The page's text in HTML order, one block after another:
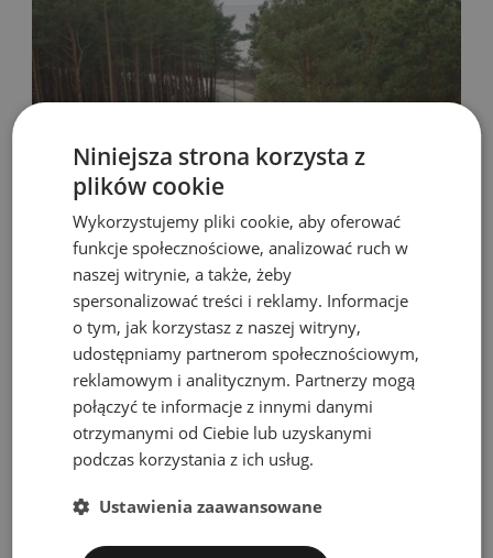
21 gru 2024 Jan Romaniuk
HOTEL PRZY PROMENADZIE SPACEROWEJ
Hotel przy promenadzie spacerowej Hotel przy
promenadzie spacerowej White Resort w Krynicy Morskiej
to miejsce dla każdego. Bajkowa lokalizacja, przestronne
wnętrza oraz wysoki standard świadczonych...
Niniejsza strona korzysta z
plików cookie
Wykorzystujemy pliki cookie, aby oferować
funkcje społecznościowe, analizować ruch w
naszej witrynie, a także, żeby
spersonalizować treści i reklamy. Informacje
o tym, jak korzystasz z naszej witryny,
udostępniamy partnerom społecznościowym,
reklamowym i analitycznym. Partnerzy mogą
połączyć te informacje z innymi danymi
otrzymanymi od Ciebie lub uzyskanymi
podczas korzystania z ich usług.
Ustawienia zaawansowane